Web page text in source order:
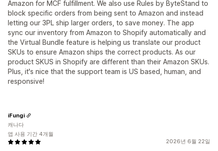
Amazon for MCF fulfillment. We also use Rules by ByteStand to
block specific orders from being sent to Amazon and instead
letting our 3PL ship larger orders, to save money. The app
sync our inventory from Amazon to Shopify automatically and
the Virtual Bundle feature is helping us translate our product
SKUs to ensure Amazon ships the correct products. As our
product SKUS in Shopify are different than their Amazon SKUs.
Plus, it's nice that the support team is US based, human, and
responsive!
2026년 6월 22일
iFungi
캐나다
앱 사용 기간 4개월